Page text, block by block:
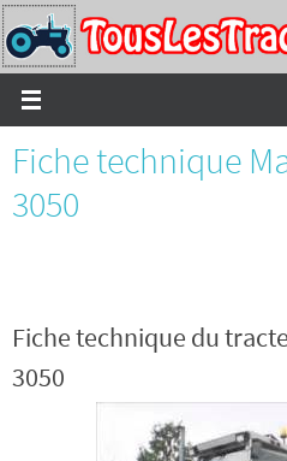
Passer
vers
le
contenu
Fiche technique
3050
Fiche technique du
3050